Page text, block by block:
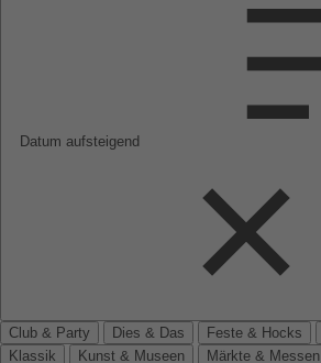
Datum aufsteigend
Club & Party Dies & Das Feste & Hocks
Klassik
Kunst & Museen Märkte & Messen